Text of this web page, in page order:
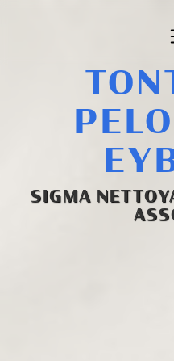
SIGMA